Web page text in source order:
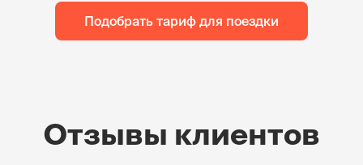
Подобрать тариф для поездки
Отзывы клиентов